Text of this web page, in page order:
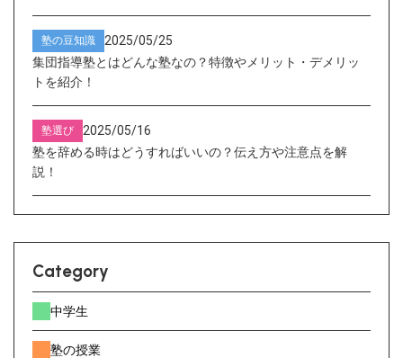
塾の豆知識
2025/05/25
集団指導塾とはどんな塾なの？特徴やメリット・デメリッ
トを紹介！
塾選び
2025/05/16
塾を辞める時はどうすればいいの？伝え方や注意点を解
説！
Category
中学生
塾の授業